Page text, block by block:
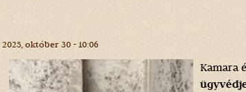
2025, október 30 - 10:06
Kamara